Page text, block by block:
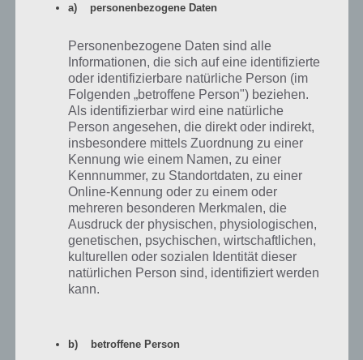
Auf der Karte werden die Beißer und Geschützturme
in Ebene 4 vorgestellt – Hardcore Modus – (c)
Doomeris
Walkthrough durch Ebene 4 + Tipps und
Damit du dir ein besseres Bild von Bunker Alfa Ebene 4 machen
kannst, hier ein Walkthrough mit zahlreichen Tipps und Tricks. Damit
a) personenbezogene Daten
Personenbezogene Daten sind alle
Informationen, die sich auf eine identifizierte
oder identifizierbare natürliche Person (im
Folgenden „betroffene Person") beziehen.
Als identifizierbar wird eine natürliche
Person angesehen, die direkt oder indirekt,
insbesondere mittels Zuordnung zu einer
Kennung wie einem Namen, zu einer
Kennnummer, zu Standortdaten, zu einer
Online-Kennung oder zu einem oder
mehreren besonderen Merkmalen, die
Ausdruck der physischen, physiologischen,
genetischen, psychischen, wirtschaftlichen,
kulturellen oder sozialen Identität dieser
natürlichen Person sind, identifiziert werden
kann.
b) betroffene Person